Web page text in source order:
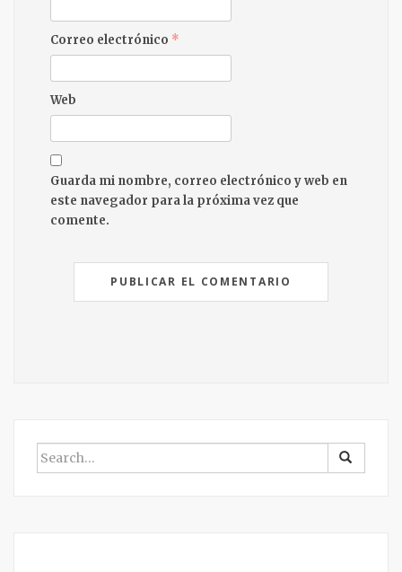
Correo electrónico *
Web
Guarda mi nombre, correo electrónico y web en
este navegador para la próxima vez que
comente.
BUSCAR
POR: